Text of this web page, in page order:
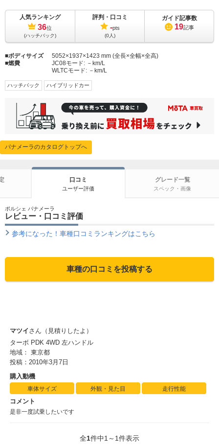
人気ランキング
36位
(ハッチバック)
評判・口コミ
-pts
(0人)
ガイド記事数
19記事
ボディサイズ
5052×1937×1423 mm (全長×全幅×全高)
燃費
JC08モード: －km/L
WLTCモード: －km/L
ハッチバック ハイブリッドカー
パナメーラのカタログトップへ
口コミ
ユーザー評価
グレード一覧
スペック・画像
ポルシェ パナメーラ
レビュー・口コミ評価
参考になった！車種口コミランキングはこちら
車種の口コミを投稿する
マツイさん（見積りしたよ）
ターボ PDK 4WD 左ハンドル
地域： 東京都
投稿：2010年3月7日
購入動機
車体サイズ 外観・見た目 走行性能
コメント
是非一度試乗したいです
全1件中1～1件表示